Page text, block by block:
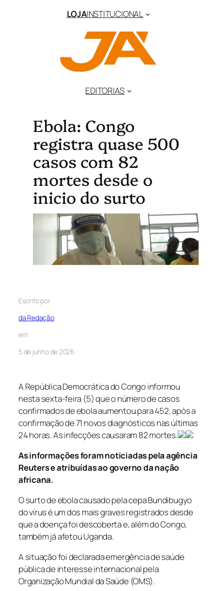
LOJAINSTITUCIONAL
EDITORIAS
Ebola: Congo
registra quase 500
casos com 82
mortes desde o
inicio do surto
Escrito por
da Redação
em
5 de junho de 2026
A República Democrática do Congo informou
nesta sexta-feira (5) que o número de casos
confirmados de ebola aumentou para 452, após a
confirmação de 71 novos diagnósticos nas últimas
24 horas. As infecções causaram 82 mortes.
As informações foram noticiadas pela agência
Reuters e atribuídas ao governo da nação
africana.
O surto de ebola causado pela cepa Bundibugyo
do vírus é um dos mais graves registrados desde
que a doença foi descoberta e, além do Congo,
também já afetou Uganda.
A situação foi declarada emergência de saúde
pública de interesse internacional pela
Organização Mundial da Saúde (OMS).